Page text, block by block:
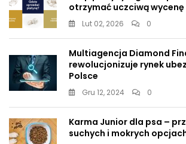
otrzymać uczciwą wycenę
Lut 02, 2026 0
Multiagencja Diamond
rewolucjonizuje rynek
Polsce
Gru 12, 2024 0
Karma Junior dla psa –
suchych i mokrych